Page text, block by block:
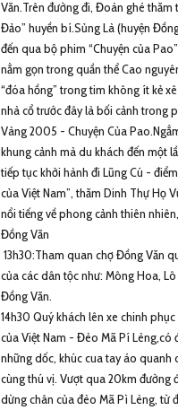
Văn.Trên đường đi, Đoàn ghé
Đảo” huyền bí.Sủng Là (huyện
đến qua bộ phim “Chuyện của
nằm gọn trong quần thể Cao
“đóa hồng” trong tim không ít kẻ
nhà cổ trước đây là bối cảnh trong
Vàng 2005 - Chuyện Của
khung cảnh mà du khách đến một
tiếp tục khởi hành đi Lũng Cú -
của Việt Nam”, thăm Dinh Thự Họ
nổi tiếng về phong cảnh thiên
Đồng Văn
13h30:Tham quan chợ Đồng Văn
của các dân tộc như: Mông Hoa,
Đồng Văn.
14h30 Quý khách lên xe chinh
của Việt Nam - Đèo Mã Pí
những dốc, khúc cua tay áo quanh
cùng thú vị. Vượt qua 20km đường
dừng chân của đèo Mã Pì Lèng, từ